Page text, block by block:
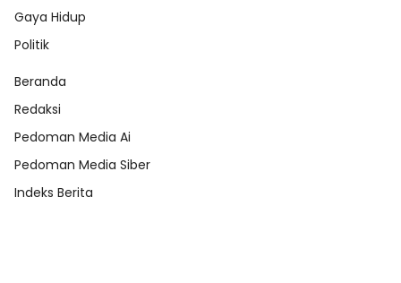
Gaya Hidup
Politik
Beranda
Redaksi
Pedoman Media Ai
Pedoman Media Siber
Indeks Berita